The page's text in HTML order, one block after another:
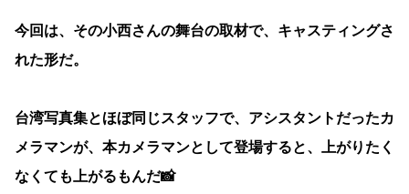
今回は、その小西さんの舞台の取材で、キャスティングさ
れた形だ。
台湾写真集とほぼ同じスタッフで、アシスタントだったカ
メラマンが、本カメラマンとして登場すると、上がりたく
なくても上がるもんだ📸